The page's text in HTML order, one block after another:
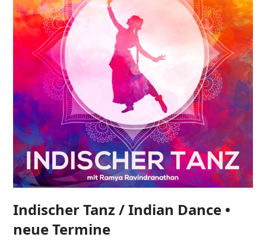
Indischer Tanz / Indian Dance •
neue Termine